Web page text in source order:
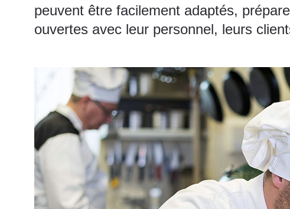
peuvent être facilement adaptés,
ouvertes avec leur personnel, leurs